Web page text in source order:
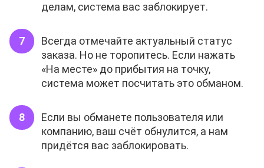
делам, система вас заблокирует.
Всегда отмечайте актуальный статус
заказа. Но не торопитесь. Если нажать
«На месте» до прибытия на точку,
система может посчитать это обманом.
Если вы обманете пользователя или
компанию, ваш счёт обнулится, а нам
придётся вас заблокировать.